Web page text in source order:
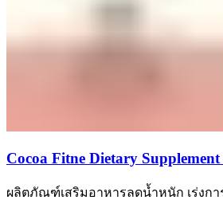
Cocoa Fitne Dietary
ผลิตภัณฑ์เสริมอาหารลดน้ำหนัก เร่งกา